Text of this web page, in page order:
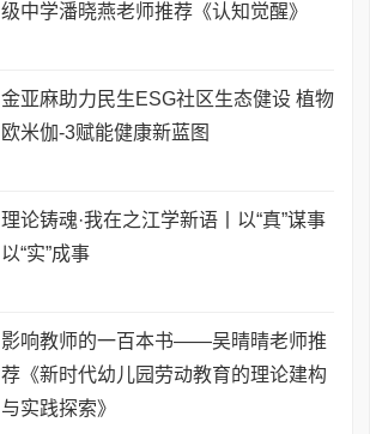
级中学潘晓燕老师推荐《认知觉醒》
金亚麻助力民生ESG社区生态健设 植物
欧米伽-3赋能健康新蓝图
理论铸魂·我在之江学新语丨以“真”谋事
以“实”成事
影响教师的一百本书——吴晴晴老师推
荐《新时代幼儿园劳动教育的理论建构
与实践探索》